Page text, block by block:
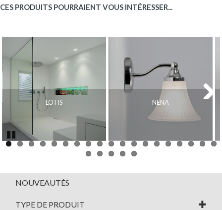
CES PRODUITS POURRAIENT VOUS INTÉRESSER...
LOTIS NENA
Pause
NOUVEAUTÉS
TYPE DE PRODUIT